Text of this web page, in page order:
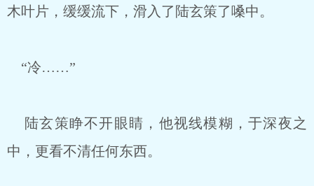
木叶片，缓缓流下，滑入了陆玄策了嗓中。
“冷……”
陆玄策睁不开眼睛，他视线模糊，于深夜之
中，更看不清任何东西。